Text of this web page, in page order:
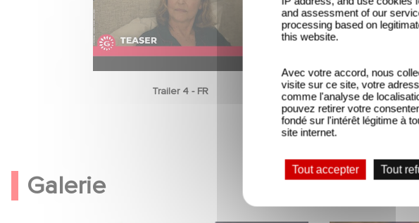
Trailer 4 - FR Teaser 1 - FR
Galerie
and assessment of our
processing based on
this website.
Avec votre accord, nous
visite sur ce site, votre
comme l'analyse de
pouvez retirer votre
fondé sur l'intérêt légitime à
site internet.
Tout accepter Tout